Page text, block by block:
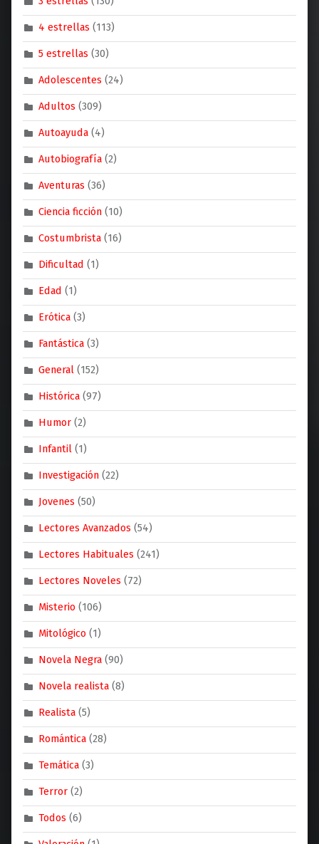
4 estrellas (113)
5 estrellas (30)
Adolescentes (24)
Adultos (309)
Autoayuda (4)
Autobiografía (2)
Aventuras (36)
Ciencia ficción (10)
Costumbrista (16)
Dificultad (1)
Edad (1)
Erótica (3)
Fantástica (3)
General (152)
Histórica (97)
Humor (2)
Infantil (1)
Investigación (22)
Jovenes (50)
Lectores Avanzados (54)
Lectores Habituales (241)
Lectores Noveles (72)
Misterio (106)
Mitológico (1)
Novela Negra (90)
Novela realista (8)
Realista (5)
Romántica (28)
Temática (3)
Terror (2)
Todos (6)